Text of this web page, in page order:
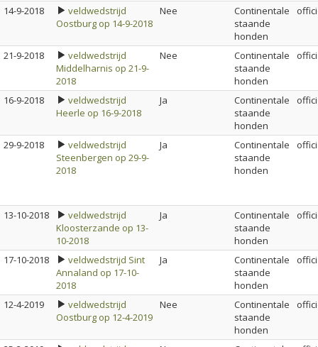
14-9-2018
veldwedstrijd
Oostburg op 14-9-2018
Nee
Continentale
staande
honden
21-9-2018
veldwedstrijd
Middelharnis op 21-9-
2018
Nee
Continentale
staande
honden
16-9-2018
veldwedstrijd
Heerle op 16-9-2018
Ja
Continentale
staande
honden
29-9-2018
veldwedstrijd
Steenbergen op 29-9-
2018
Ja
Continentale
staande
honden
13-10-2018
veldwedstrijd
Kloosterzande op 13-
10-2018
Ja
Continentale
staande
honden
17-10-2018
veldwedstrijd Sint
Annaland op 17-10-
2018
Ja
Continentale
staande
honden
12-4-2019
veldwedstrijd
Oostburg op 12-4-2019
Nee
Continentale
staande
honden